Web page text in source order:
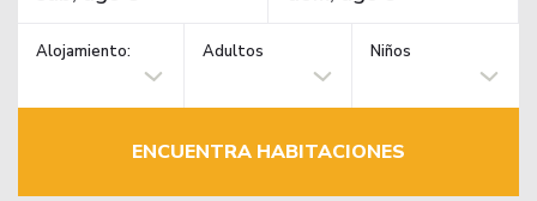
Alojamiento: Adultos Niños
ENCUENTRA HABITACIONES